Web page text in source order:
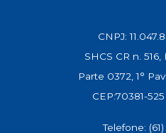
CNPJ:
SHCS CR n.
Parte 0372, 1°
CEP:70381-
Telefone: